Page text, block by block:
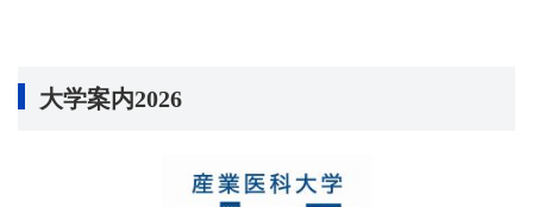
大学案内2026